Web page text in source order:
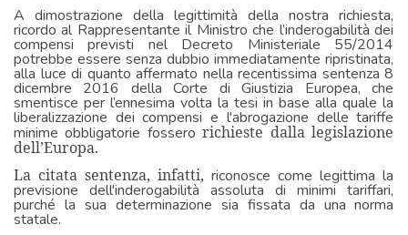
A dimostrazione della legittimità della nostra richiesta,
ricordo al Rappresentante il Ministro che l’inderogabilità dei
compensi previsti nel Decreto Ministeriale 55/2014
potrebbe essere senza dubbio immediatamente ripristinata,
alla luce di quanto affermato nella recentissima sentenza 8
dicembre 2016 della Corte di Giustizia Europea, che
smentisce per l’ennesima volta la tesi in base alla quale la
liberalizzazione dei compensi e l'abrogazione delle tariffe
minime obbligatorie fosserorichieste dalla legislazione
dell’Europa.
La citata sentenza, infatti, riconosce come legittima la
previsione dell'inderogabilità assoluta di minimi tariffari,
purché la sua determinazione sia fissata da una norma
statale.